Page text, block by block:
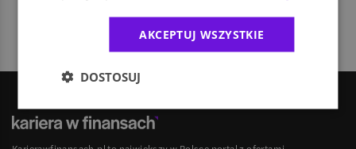
AKCEPTUJ WSZYSTKIE
DOSTOSUJ